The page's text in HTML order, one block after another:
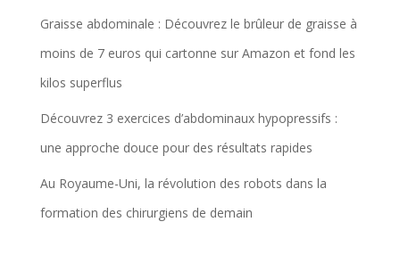
Graisse abdominale : Découvrez le brûleur de graisse à
moins de 7 euros qui cartonne sur Amazon et fond les
kilos superflus
Découvrez 3 exercices d’abdominaux hypopressifs :
une approche douce pour des résultats rapides
Au Royaume-Uni, la révolution des robots dans la
formation des chirurgiens de demain